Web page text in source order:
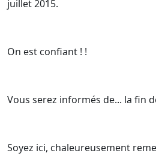
juillet 2015.
On est confiant ! !
Vous serez informés de... la fin
Soyez ici, chaleureusement